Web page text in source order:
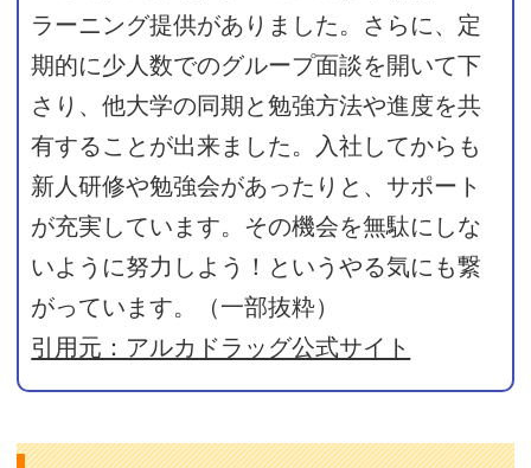
ラーニング提供がありました。さらに、定
期的に少人数でのグループ面談を開いて下
さり、他大学の同期と勉強方法や進度を共
有することが出来ました。入社してからも
新人研修や勉強会があったりと、サポート
が充実しています。その機会を無駄にしな
いように努力しよう！というやる気にも繋
がっています。（一部抜粋）
引用元：アルカドラッグ公式サイト